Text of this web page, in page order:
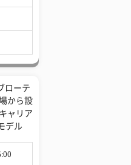
ローテ
から設
ャリア
デル